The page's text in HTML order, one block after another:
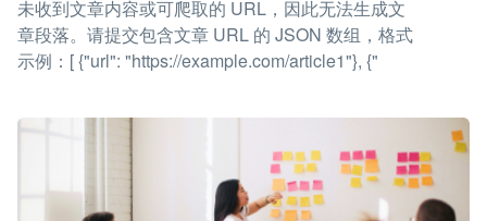
未收到文章内容或可爬取的 URL，因此无法生成文
章段落。请提交包含文章 URL 的 JSON 数组，格式
示例：[ {"url": "https://example.com/article1"}, {"